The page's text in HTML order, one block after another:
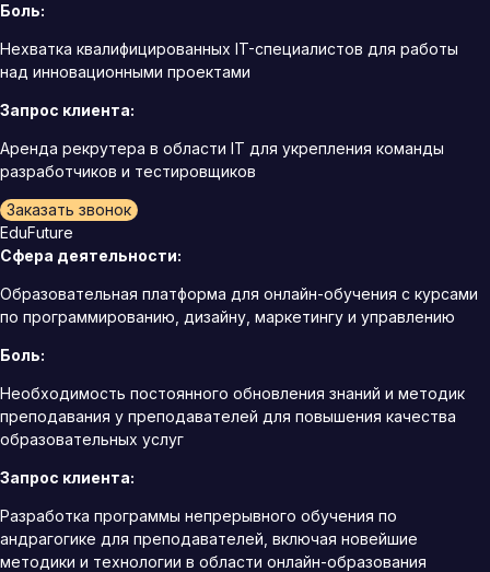
Боль:
Нехватка квалифицированных IT-специалистов для работы
над инновационными проектами
Запрос клиента:
Аренда рекрутера в области IT для укрепления команды
разработчиков и тестировщиков
Заказать звонок
EduFuture
Сфера деятельности:
Образовательная платформа для онлайн-обучения с курсами
по программированию, дизайну, маркетингу и управлению
Боль:
Необходимость постоянного обновления знаний и методик
преподавания у преподавателей для повышения качества
образовательных услуг
Запрос клиента:
Разработка программы непрерывного обучения по
андрагогике для преподавателей, включая новейшие
методики и технологии в области онлайн-образования